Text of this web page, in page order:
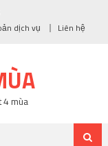
dịch vụ Liên hệ
4 mùa